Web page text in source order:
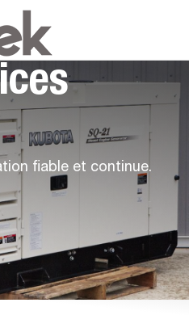
fiable et continue.